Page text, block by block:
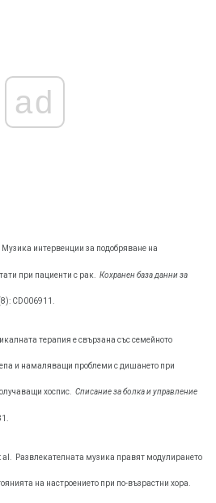
ad
Музика интервенции за подобряване на
при пациенти с рак. Кохранен база данни за
CD006911.
терапия е свързана със семейното
и намаляващи проблеми с дишането при
хоспис. Списание за болка и управление
Развлекателната музика правят модулирането
на настроението при по-възрастни хора.